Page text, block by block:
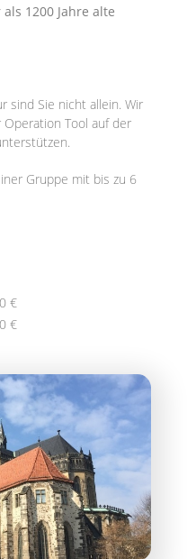
1200 Jahre alte
sind Sie nicht allein. Wir
Tool auf der
Gruppe mit bis zu 6
€
€